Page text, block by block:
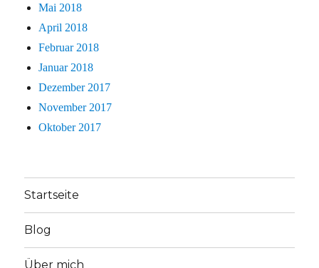
Mai 2018
April 2018
Februar 2018
Januar 2018
Dezember 2017
November 2017
Oktober 2017
Startseite
Blog
Über mich